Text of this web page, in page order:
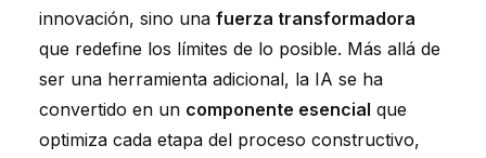
innovación, sino una fuerza transformadora
que redefine los límites de lo posible. Más allá de
ser una herramienta adicional, la IA se ha
convertido en un componente esencial que
optimiza cada etapa del proceso constructivo,